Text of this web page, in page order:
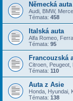
Německá auta
Audi, BMW,
Témata: 458
Italská auta
Alfa Romeo,
Témata: 95
Francouzská
Citroen, Peugeot,
Témata: 110
Auta z Asie
Honda, Hyundai,
Témata: 138